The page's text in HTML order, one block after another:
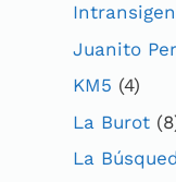
Juanito
KM5 (4)
La Burot
La